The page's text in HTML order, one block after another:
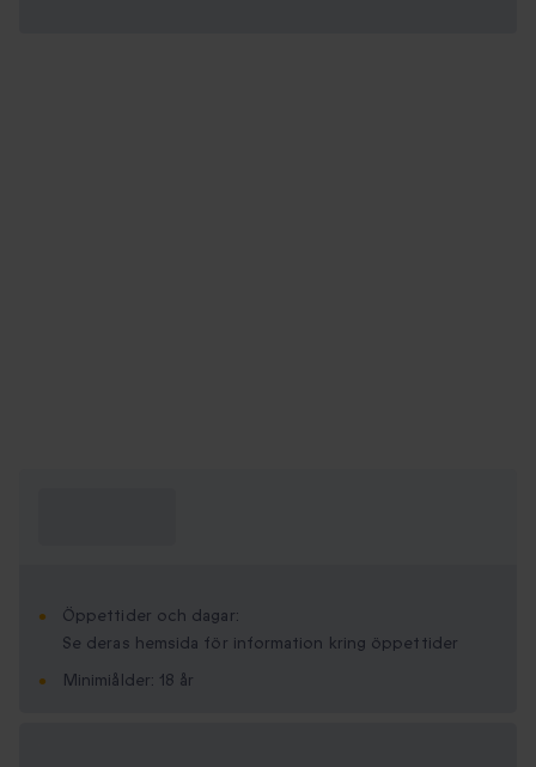
Öppettider och dagar:
Se deras hemsida för information kring öppettider
Minimi­ålder: 18 år